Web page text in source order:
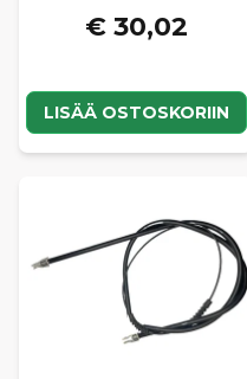
€ 30,02
LISÄÄ OSTOSKORIIN